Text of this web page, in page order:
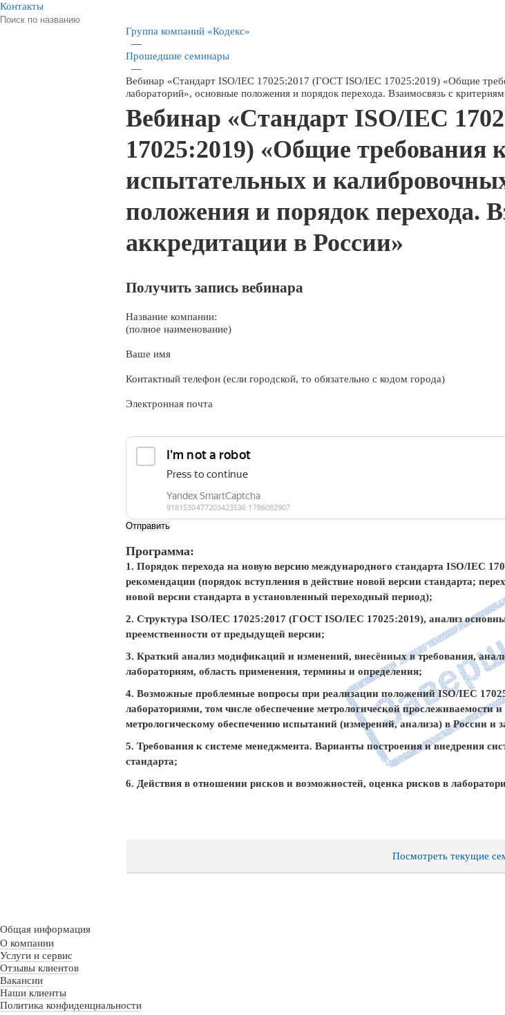
Контакты
Группа компаний «Кодекс»
—
Прошедшие семинары
—
Вебинар «Стандарт ISO/IEC 17025:2017 (ГОСТ ISO/IEC 17025:2019) «Общие
лабораторий», основные положения и порядок перехода. Взаимосвязь с
Вебинар «Стандарт ISO/IEC
17025:2019) «Общие требования
испытательных и
положения и порядок перехода.
аккредитации в России»
Получить запись вебинара
Название компании:
(полное наименование)
Ваше имя
Контактный телефон (если городской, то обязательно с кодом города)
Электронная почта
Отправить
Программа:
1. Порядок перехода на новую версию международного стандарта ISO/IEC
рекомендации (порядок вступления в действие новой версии стандарта;
новой версии стандарта в установленный переходный период);
2. Структура ISO/IEC 17025:2017 (ГОСТ ISO/IEC 17025:2019), анализ
преемственности от предыдущей версии;
3. Краткий анализ модификаций и изменений, внесённых в требования,
лабораториям, область применения, термины и определения;
4. Возможные проблемные вопросы при реализации положений ISO/IEC
лабораториями, том числе обеспечение метрологической прослеживаемости
метрологическому обеспечению испытаний (измерений, анализа) в России и
5. Требования к системе менеджмента. Варианты построения и внедрения
стандарта;
6. Действия в отношении рисков и возможностей, оценка рисков в
Посмотреть текущие
Общая информация
О компании
Услуги и сервис
Отзывы клиентов
Вакансии
Наши клиенты
Политика конфиденциальности